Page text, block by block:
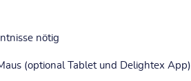
nötig
(optional Tablet und Delightex App)